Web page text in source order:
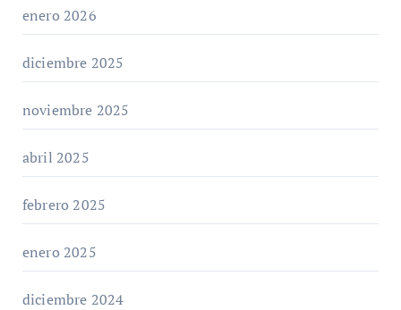
enero 2026
diciembre 2025
noviembre 2025
abril 2025
febrero 2025
enero 2025
diciembre 2024